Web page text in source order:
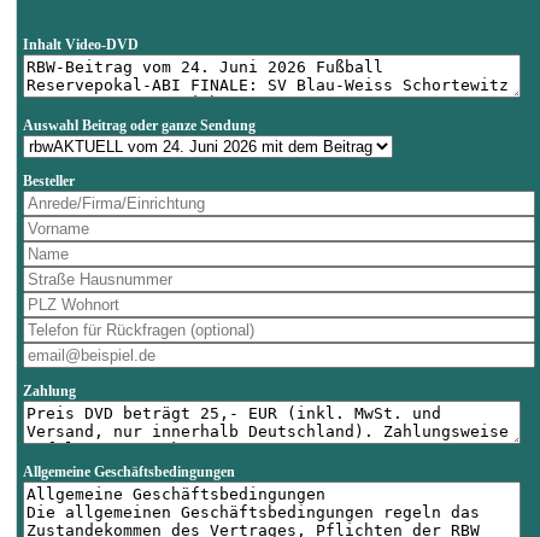
Inhalt Video-DVD
Auswahl Beitrag oder ganze Sendung
Besteller
Zahlung
Allgemeine Geschäftsbedingungen